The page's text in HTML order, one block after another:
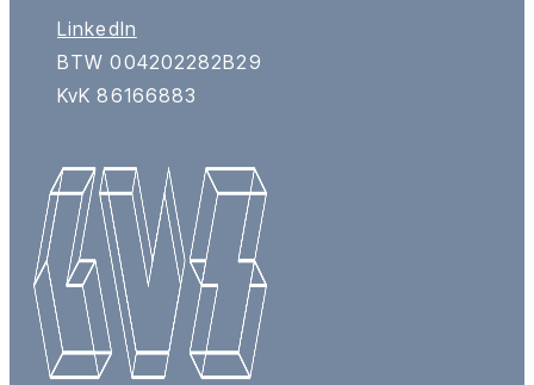
LinkedIn
BTW 004202282B29
KvK 86166883